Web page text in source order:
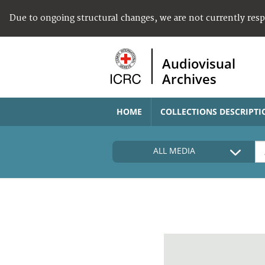
Due to ongoing structural changes, we are not currently
Audiovisual
Archives
HOME COLLECTIONS
ALL MEDIA